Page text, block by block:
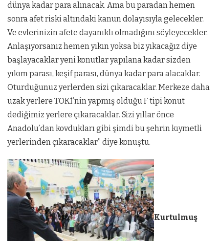
dünya kadar para alınacak. Ama bu paradan hemen
sonra afet riski altındaki kanun dolayısıyla gelecekler.
Ve evlerinizin afete dayanıklı olmadığını söyleyecekler.
Anlaşıyorsanız hemen yıkın yoksa biz yıkacağız diye
başlayacaklar yeni konutlar yapılana kadar sizden
yıkım parası, keşif parası, dünya kadar para alacaklar.
Oturduğunuz yerlerden sizi çıkaracaklar. Merkeze daha
uzak yerlere TOKİ’nin yapmış olduğu F tipi konut
dediğimiz yerlere çıkaracaklar. Sizi yıllar önce
Anadolu’dan kovdukları gibi şimdi bu şehrin kıymetli
yerlerinden çıkaracaklar” diye konuştu.
Kurtulmuş